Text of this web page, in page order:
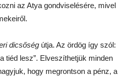
az Atya gondviselésére, mivel
dicsőség útja. Az ördög így szól:
tiéd lesz”. Elveszíthetjük minden
hogy megrontson a pénz, a